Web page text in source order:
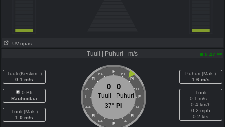
UV-opas
Tuuli | Puhuri - m/s 5:47 am
Tuuli (Keskim. )
0.1 m/s
0 Bft
Rauhoittaa
Tuuli (Mak.)
1.0 m/s
P
PPL PPI
PL PI
LPL IPI
L E
LESL IEI
EL EI
EEL EEI
E
0 0
Tuuli
Puhuri
37° PI
Puhuri (Mak.)
1.6 m/s
Tuuli
0.1 m/s =
0.4 km/h
0.2 mph
0.2 kts